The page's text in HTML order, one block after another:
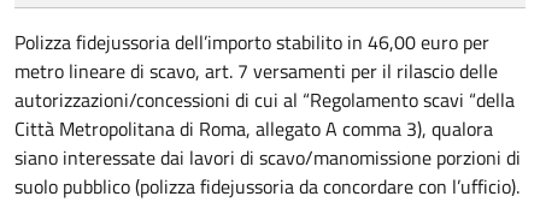
Polizza fidejussoria dell’importo stabilito in 46,00 euro per
metro lineare di scavo, art. 7 versamenti per il rilascio delle
autorizzazioni/concessioni di cui al “Regolamento scavi “della
Città Metropolitana di Roma, allegato A comma 3), qualora
siano interessate dai lavori di scavo/manomissione porzioni di
suolo pubblico (polizza fidejussoria da concordare con l’ufficio).